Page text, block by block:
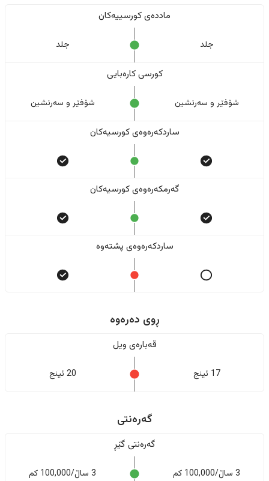
ماددەی کورسییەکان
جلد جلد
کورسی کارەبایی
شۆفێر و سەرنشین شۆفێر و سەرنشین
ساردکەرەوەی کورسیەکان
گەرمکەرەوەی کورسیەکان
ساردکەرەوەی پشتەوە
ڕوی دەرەوە
قەبارەی ویل
17 ئینج 20 ئینج
گەرەنتی
گەرەنتی گێڕ
3 ساڵ/100,000 کم 3 ساڵ/100,000 کم